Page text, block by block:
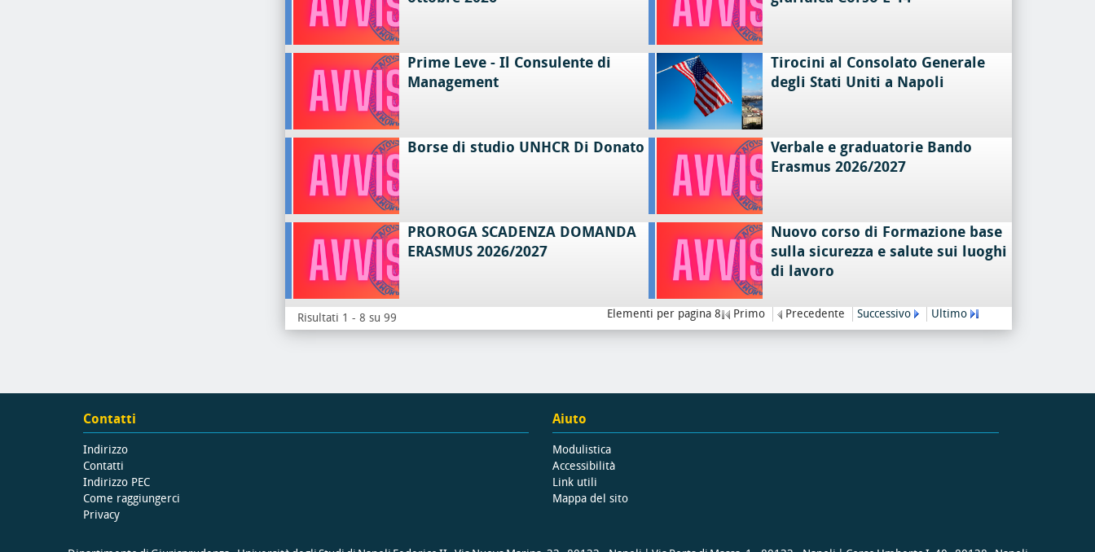
Prime Leve - Il Consulente di
Management
Tirocini al Consolato Generale
degli Stati Uniti a Napoli
Borse di studio UNHCR Di Donato
Verbale e graduatorie Bando
Erasmus 2026/2027
PROROGA SCADENZA DOMANDA
ERASMUS 2026/2027
Nuovo corso di Formazione base
sulla sicurezza e salute sui luoghi
di lavoro
Risultati 1 - 8 su 99 Elementi per pagina 8 Primo Precedente Successivo Ultimo
Contatti
Indirizzo
Contatti
Indirizzo PEC
Come raggiungerci
Privacy
Aiuto
Modulistica
Accessibilità
Link utili
Mappa del sito